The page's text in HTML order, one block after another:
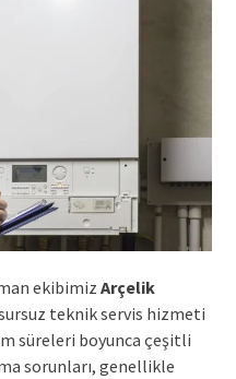
ekibimiz Arçelik
teknik servis hizmeti
süreleri boyunca çeşitli
sorunları, genellikle